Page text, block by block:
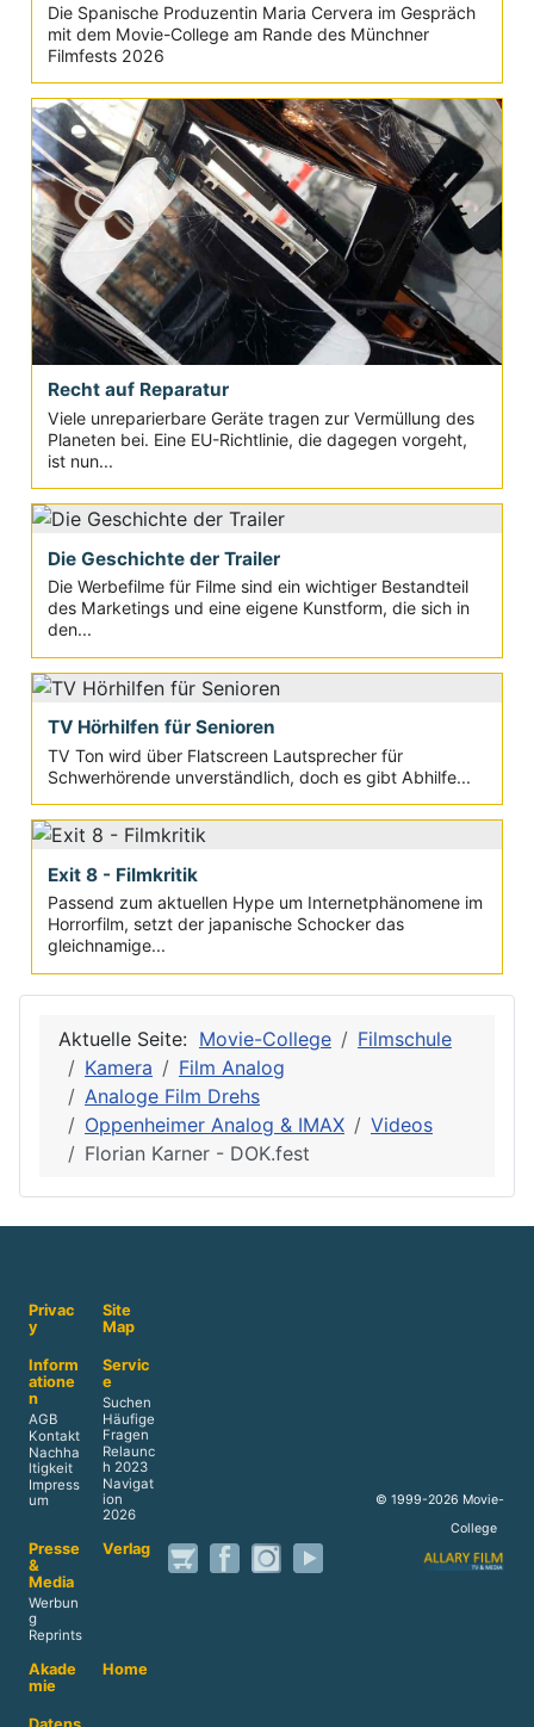
Die Spanische Produzentin Maria Cervera im Gespräch
mit dem Movie-College am Rande des Münchner
Filmfests 2026
Recht auf Reparatur
Viele unreparierbare Geräte tragen zur Vermüllung des
Planeten bei. Eine EU-Richtlinie, die dagegen vorgeht,
ist nun...
Die Geschichte der Trailer
Die Werbefilme für Filme sind ein wichtiger Bestandteil
des Marketings und eine eigene Kunstform, die sich in
den...
TV Hörhilfen für Senioren
TV Ton wird über Flatscreen Lautsprecher für
Schwerhörende unverständlich, doch es gibt Abhilfe...
Exit 8 - Filmkritik
Passend zum aktuellen Hype um Internetphänomene im
Horrorfilm, setzt der japanische Schocker das
gleichnamige...
Aktuelle Seite: Movie-College
Filmschule
Kamera
Film Analog
Analoge Film Drehs
Oppenheimer Analog & IMAX
Videos
Florian Karner - DOK.fest
Privac
y
Site
Map
Inform
atione
n
AGB
Kontakt
Nachha
ltigkeit
Impress
um
Servic
e
Suchen
Häufige
Fragen
Relaunc
h 2023
Navigat
ion
2026
Presse
&
Media
Werbun
g
Reprints
Verlag
Akade
mie
Home
© 1999-2026 Movie-
College